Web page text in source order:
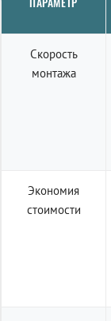
Скорость
монтажа
Экономия
стоимости